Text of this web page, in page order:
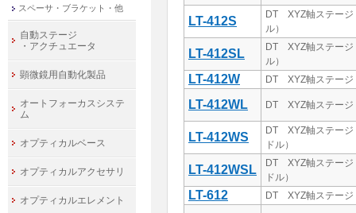
LT-412S
DT XYZ軸ステー
ル）
LT-412SL
DT XYZ軸ステー
ル）
LT-412W DT XYZ軸ステー
LT-412WL DT XYZ軸ステー
LT-412WS
DT XYZ軸ステー
ドル）
LT-412WSL
DT XYZ軸ステー
ドル）
LT-612 DT XYZ軸ステー
スペーサ・ブラケット・他
自動ステージ
・アクチュエータ
顕微鏡用自動化製品
オートフォーカスシステ
ム
オプティカルベース
オプティカルアクセサリ
オプティカルエレメント